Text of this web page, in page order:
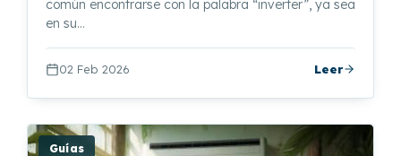
común encontrarse con la palabra “inverter”, ya sea
en su…
02 Feb 2026 Leer
Guías